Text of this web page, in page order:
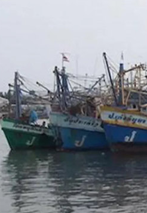
ดาวน์โหลดสนุกแอปฟรี
สงวนลิขสิทธิ์ ©2569บริษัท อิมเมจ ฟิวเจอร์ (ประเ